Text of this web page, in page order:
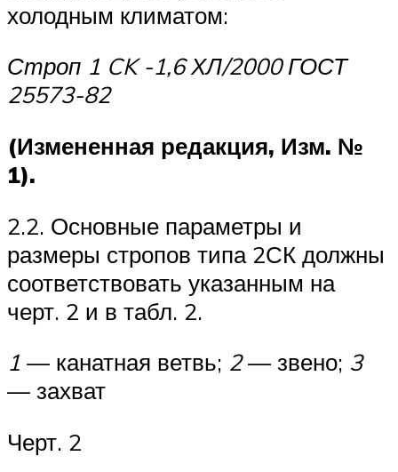
холодным климатом:
Строп 1 CK-1,6 ХЛ/2000 ГОСТ
25573-82
(Измененная редакция, Изм. №
1).
2.2. Основные параметры и
размеры стропов типа 2СК должны
соответствовать указанным на
черт. 2 и в табл. 2.
1 — канатная ветвь; 2— звено; 3
— захват
Черт. 2